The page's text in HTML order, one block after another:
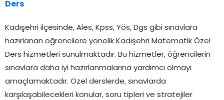
Ders
Kadışehri ilçesinde, Ales, Kpss, Yös, Dgs gibi sınavlara
hazırlanan öğrencilere yönelik Kadışehri Matematik Özel
Ders hizmetleri sunulmaktadır. Bu hizmetler, öğrencilerin
sınavlara daha iyi hazırlanmalarına yardımcı olmayı
amaçlamaktadır. Özel derslerde, sınavlarda
karşılaşabilecekleri konular, soru tipleri ve stratejiler